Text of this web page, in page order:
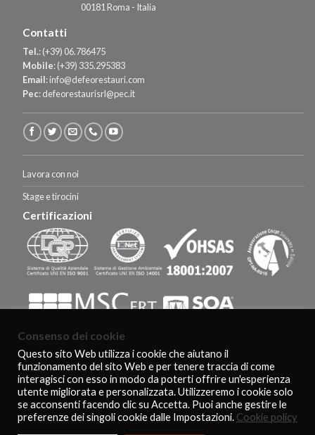
00181 Roma - Italia
Contatti
Tel.:(+39) 06.786475
Mobile:(+39) 335.295383
Email:info@defeorestauri.com
Pec:defeorestaurisrl@pec.it
Lavora con noi
Stage e tirocini
Certificazioni
HOMEPAGE CERTIFICAZIONI E RICONOSCIMENTI
CLIENTI
AGEVOLAZIONI FISCALI
CONTATTI COOKIE POLICY PRIVACY POLICY
Copyright 2026 ©De Feo Restauri - www.defeorestauri.com - Credits:
gtomasselli.it
Consenso dei cookie
Questo sito Web utilizza i cookie che aiutano il
funzionamento del sito Web e per tenere traccia di come
interagisci con esso in modo da poterti offrire un'esperienza
utente migliorata e personalizzata. Utilizzeremo i cookie solo
se acconsenti facendo clic su Accetta. Puoi anche gestire le
preferenze dei singoli cookie dalle Impostazioni. Cookie policy